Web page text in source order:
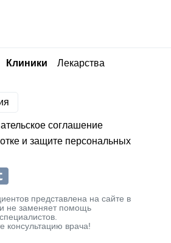
Клиники
Лекарства
соглашение
и защите персональных
представлена на сайте в
не заменяет помощь
консультацию врача!